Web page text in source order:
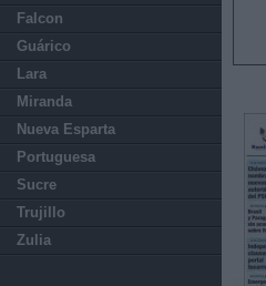
Falcon
Guárico
Lara
Miranda
Nueva Esparta
Portuguesa
Sucre
Trujillo
Zulia